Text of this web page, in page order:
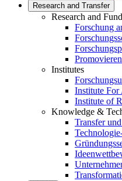
Research and Transfer
Research and
Forschung
Institutes
Institute For
Institute of
Knowledge &
Transfer